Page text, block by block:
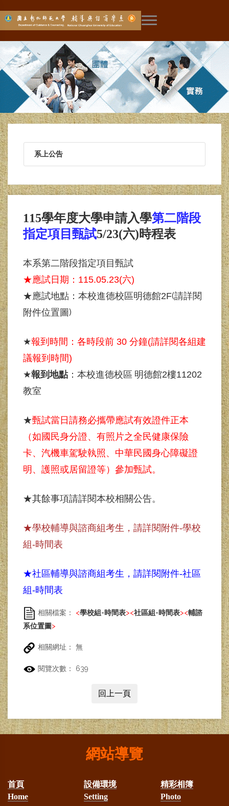
展開主選單
系上公告
115學年度大學申請入學第二階段
指定項目甄試5/23(六)時程表
本系第二階段指定項目甄試
★應試日期： 115.05.23(六)
★應試地點：本校進德校區明德館2F(請詳閱
附件位置圖)
★報到時間：各時段前 30 分鐘(請詳閱各組建
議報到時間)
★報到地點：本校進德校區 明德館2樓11202
教室
★甄試當日請務必攜帶應試有效證件正本
（如國民身分證、有照片之全民健康保險
卡、汽機車駕駛執照、中華民國身心障礙證
明、護照或居留證等）參加甄試。
★其餘事項請詳閱本校相關公告。
★學校輔導與諮商組考生，請詳閱附件-學校
組-時間表
★社區輔導與諮商組考生，請詳閱附件-社區
組-時間表
相關檔案： <學校組-時間表><社區組-時間表><輔諮
系位置圖>
相關網址： 無
閱覽次數： 639
回上一頁
網站導覽
首頁
Home
設備環境
Setting
精彩相簿
Photo